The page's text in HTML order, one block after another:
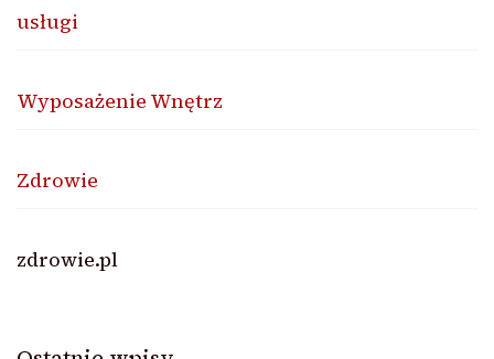
usługi
Wyposażenie Wnętrz
Zdrowie
zdrowie.pl